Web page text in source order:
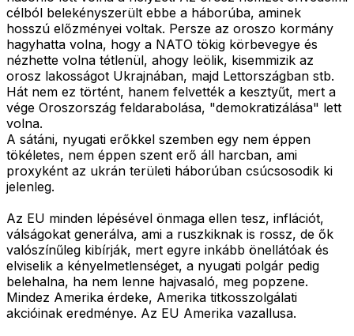
célból belekényszerült ebbe a háborúba, aminek
hosszú előzményei voltak. Persze az oroszo kormány
hagyhatta volna, hogy a NATO tökig körbevegye és
nézhette volna tétlenül, ahogy leölik, kisemmizik az
orosz lakosságot Ukrajnában, majd Lettországban stb.
Hát nem ez történt, hanem felvették a kesztyűt, mert a
vége Oroszország feldarabolása, "demokratizálása" lett
volna.
A sátáni, nyugati erőkkel szemben egy nem éppen
tökéletes, nem éppen szent erő áll harcban, ami
proxyként az ukrán területi háborúban csúcsosodik ki
jelenleg.
Az EU minden lépésével önmaga ellen tesz, inflációt,
válságokat generálva, ami a ruszkiknak is rossz, de ők
valószínűleg kibírják, mert egyre inkább önellátóak és
elviselik a kényelmetlenséget, a nyugati polgár pedig
belehalna, ha nem lenne hajvasaló, meg popzene.
Mindez Amerika érdeke, Amerika titkosszolgálati
akcióinak eredménye. Az EU Amerika vazallusa.